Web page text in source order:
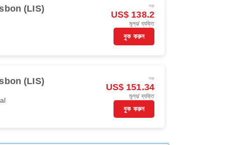
(LIS) শুরু
US$ 138.2
মূল্য/ ব্যক্তি
বুক করুন
(LIS) শুরু
US$ 151.34
মূল্য/ ব্যক্তি
বুক করুন